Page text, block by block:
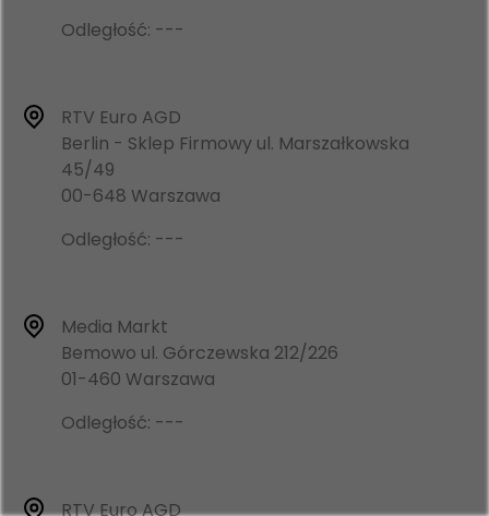
Odległość: ---
RTV Euro AGD
Berlin - Sklep Firmowy ul. Marszałkowska
45/49
00-648 Warszawa
Odległość: ---
Media Markt
Bemowo ul. Górczewska 212/226
01-460 Warszawa
Odległość: ---
RTV Euro AGD